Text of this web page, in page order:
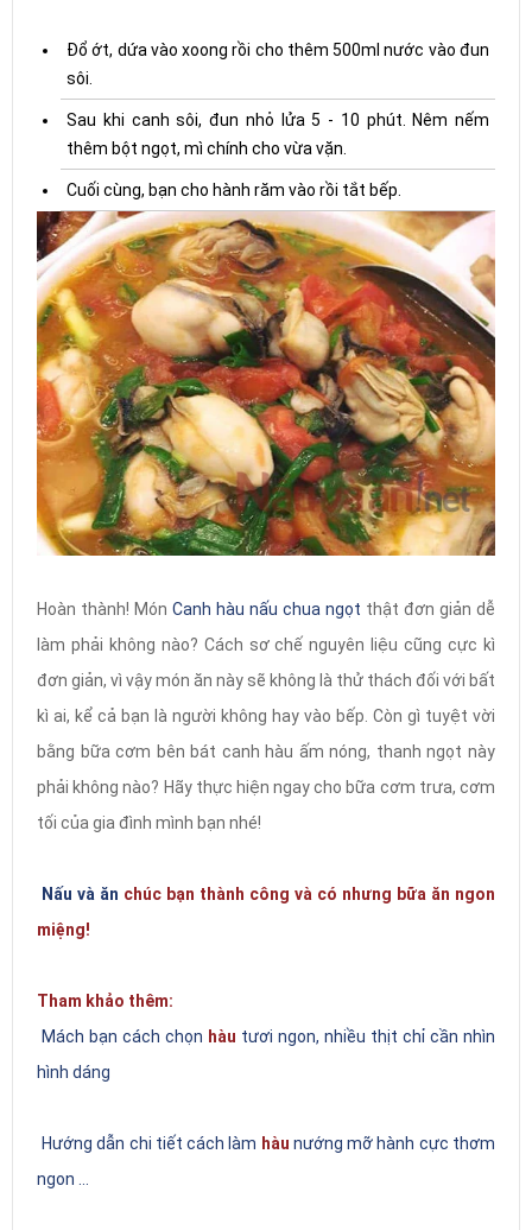
Đổ ớt, dứa vào xoong rồi cho thêm 500ml nước vào đun
sôi.
Sau khi canh sôi, đun nhỏ lửa 5 - 10 phút. Nêm nếm
thêm bột ngọt, mì chính cho vừa vặn.
Cuối cùng, bạn cho hành răm vào rồi tắt bếp.
Hoàn thành! Món Canh hàu nấu chua ngọt thật đơn giản dễ
làm phải không nào? Cách sơ chế nguyên liệu cũng cực kì
đơn giản, vì vậy món ăn này sẽ không là thử thách đối với bất
kì ai, kể cả bạn là người không hay vào bếp. Còn gì tuyệt vời
bằng bữa cơm bên bát canh hàu ấm nóng, thanh ngọt này
phải không nào? Hãy thực hiện ngay cho bữa cơm trưa, cơm
tối của gia đình mình bạn nhé!
Nấu và ăn chúc bạn thành công và có nhưng bữa ăn ngon
miệng!
Tham khảo thêm:
Mách bạn cách chọn hàu tươi ngon, nhiều thịt chỉ cần nhìn
hình dáng
Hướng dẫn chi tiết cách làm hàu nướng mỡ hành cực thơm
ngon ...